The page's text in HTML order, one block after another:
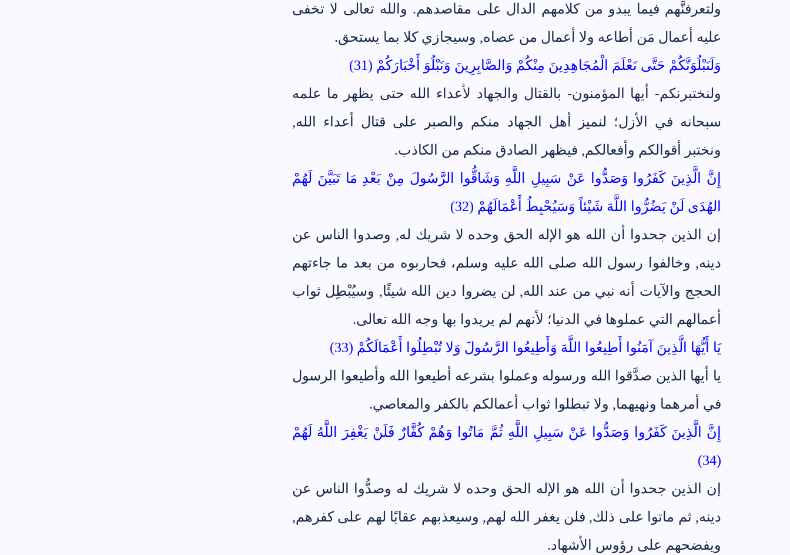
ولتعرفنَّهم فيما يبدو من كلامهم الدال على مقاصدهم. والله تعالى لا تخفى
عليه أعمال مَن أطاعه ولا أعمال من عصاه, وسيجازي كلا بما يستحق.
وَلَنَبْلُوَنَّكُمْ حَتَّى نَعْلَمَ الْمُجَاهِدِينَ مِنْكُمْ وَالصَّابِرِينَ وَنَبْلُوَ أَخْبَارَكُمْ (31)
ولنختبرنكم- أيها المؤمنون- بالقتال والجهاد لأعداء الله حتى يظهر ما علمه
سبحانه في الأزل؛ لنميز أهل الجهاد منكم والصبر على قتال أعداء الله,
ونختبر أقوالكم وأفعالكم, فيظهر الصادق منكم من الكاذب.
إِنَّ الَّذِينَ كَفَرُوا وَصَدُّوا عَنْ سَبِيلِ اللَّهِ وَشَاقُّوا الرَّسُولَ مِنْ بَعْدِ مَا تَبَيَّنَ لَهُمْ
الهُدَى لَنْ يَضُرُّوا اللَّهَ شَيْئاً وَسَيُحْبِطُ أَعْمَالَهُمْ (32)
إن الذين جحدوا أن الله هو الإله الحق وحده لا شريك له, وصدوا الناس عن
دينه, وخالفوا رسول الله صلى الله عليه وسلم، فحاربوه من بعد ما جاءتهم
الحجج والآيات أنه نبي من عند الله, لن يضروا دين الله شيئًا, وسيُبْطِل ثواب
أعمالهم التي عملوها في الدنيا؛ لأنهم لم يريدوا بها وجه الله تعالى.
يَا أَيُّهَا الَّذِينَ آمَنُوا أَطِيعُوا اللَّهَ وَأَطِيعُوا الرَّسُولَ وَلا تُبْطِلُوا أَعْمَالَكُمْ (33)
يا أيها الذين صدَّقوا الله ورسوله وعملوا بشرعه أطيعوا الله وأطيعوا الرسول
في أمرهما ونهيهما, ولا تبطلوا ثواب أعمالكم بالكفر والمعاصي.
إِنَّ الَّذِينَ كَفَرُوا وَصَدُّوا عَنْ سَبِيلِ اللَّهِ ثُمَّ مَاتُوا وَهُمْ كُفَّارٌ فَلَنْ يَغْفِرَ اللَّهُ لَهُمْ
(34)
إن الذين جحدوا أن الله هو الإله الحق وحده لا شريك له وصدُّوا الناس عن
دينه, ثم ماتوا على ذلك, فلن يغفر الله لهم, وسيعذبهم عقابًا لهم على كفرهم,
ويفضحهم على رؤوس الأشهاد.